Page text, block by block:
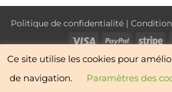
Politique de confidentialité |
Visa
PayPal
NOUVEAUTÉS BOUTIQUE
Copyright 2026 ©
Ce site utilise les cookies pour
de navigation.
Paramètres des